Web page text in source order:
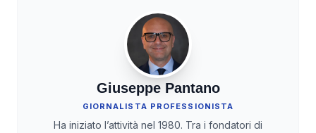
Giuseppe Pantano
GIORNALISTA PROFESSIONISTA
Ha iniziato l’attività nel 1980. Tra i fondatori di